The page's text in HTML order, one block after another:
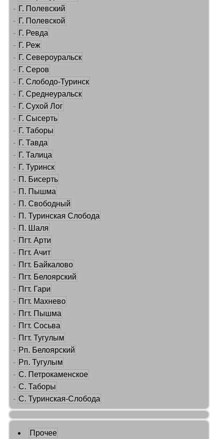
- Г. Полевский
- Г. Полевской
- Г. Ревда
- Г. Реж
- Г. Североуральск
- Г. Серов
- Г. Слободо-Туринск
- Г. Среднеуральск
- Г. Сухой Лог
- Г. Сысерть
- Г. Таборы
- Г. Тавда
- Г. Талица
- Г. Туринск
- П. Бисерть
- П. Пышма
- П. Свободный
- П. Туринская Слобода
- П. Шаля
- Пгт. Арти
- Пгт. Ачит
- Пгт. Байкалово
- Пгт. Белоярский
- Пгт. Гари
- Пгт. Махнево
- Пгт. Пышма
- Пгт. Сосьва
- Пгт. Тугулым
- Рп. Белоярский
- Рп. Тугулым
- С. Петрокаменское
- С. Таборы
- С. Туринская-Слобода
Прочее